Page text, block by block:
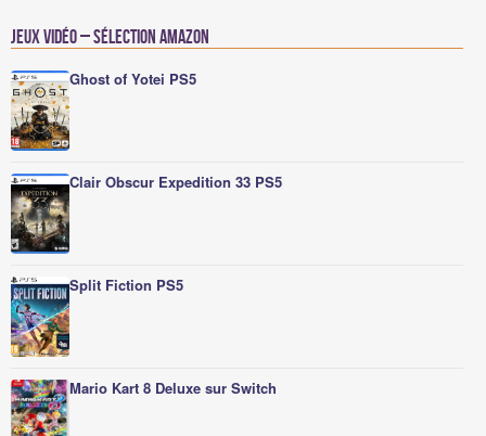
Jeux vidéo – Sélection Amazon
Ghost of Yotei PS5
Clair Obscur Expedition 33 PS5
Split Fiction PS5
Mario Kart 8 Deluxe sur Switch